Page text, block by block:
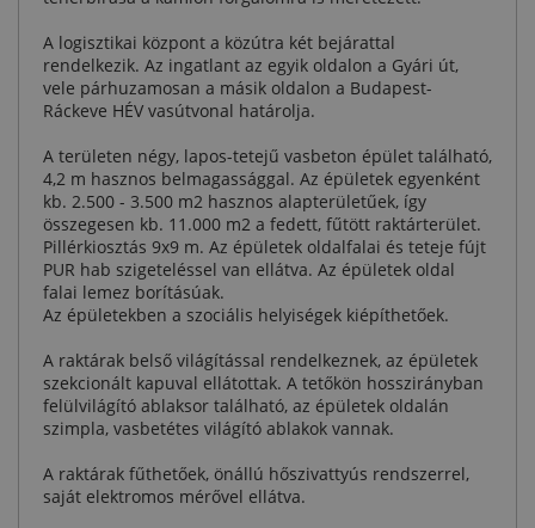
A logisztikai központ a közútra két bejárattal
rendelkezik. Az ingatlant az egyik oldalon a Gyári út,
vele párhuzamosan a másik oldalon a Budapest-
Ráckeve HÉV vasútvonal határolja.
A területen négy, lapos-tetejű vasbeton épület található,
4,2 m hasznos belmagassággal. Az épületek egyenként
kb. 2.500 - 3.500 m2 hasznos alapterületűek, így
összegesen kb. 11.000 m2 a fedett, fűtött raktárterület.
Pillérkiosztás 9x9 m. Az épületek oldalfalai és teteje fújt
PUR hab szigeteléssel van ellátva. Az épületek oldal
falai lemez borításúak.
Az épületekben a szociális helyiségek kiépíthetőek.
A raktárak belső világítással rendelkeznek, az épületek
szekcionált kapuval ellátottak. A tetőkön hosszirányban
felülvilágító ablaksor található, az épületek oldalán
szimpla, vasbetétes világító ablakok vannak.
A raktárak fűthetőek, önállú hőszivattyús rendszerrel,
saját elektromos mérővel ellátva.